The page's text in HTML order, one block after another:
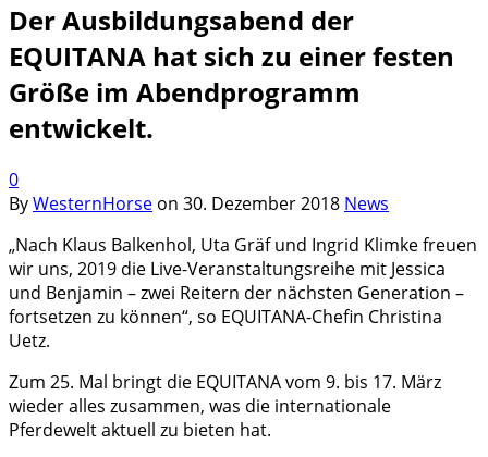
Der Ausbildungsabend der
EQUITANA hat sich zu einer festen
Größe im Abendprogramm
entwickelt.
0
ByWesternHorse on 30. Dezember 2018 News
„Nach Klaus Balkenhol, Uta Gräf und Ingrid Klimke freuen
wir uns, 2019 die Live-Veranstaltungsreihe mit Jessica
und Benjamin – zwei Reitern der nächsten Generation –
fortsetzen zu können“, so EQUITANA-Chefin Christina
Uetz.
Zum 25. Mal bringt die EQUITANA vom 9. bis 17. März
wieder alles zusammen, was die internationale
Pferdewelt aktuell zu bieten hat.